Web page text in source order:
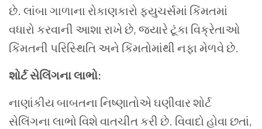
છે. લાંબા ગાળાના રોકાણકારો ફ્યુચર્સમાં કિંમતમાં
વધારો કરવાની આશા રાખે છે, જ્યારે ટૂંકા વિક્રેતાઓ
કિંમતની પરિસ્થિતિ અને કિંમતોમાંથી નફા મેળવે છે.
શોર્ટ સેલિંગના લાભો:
નાણાંકીય બાબતના નિષ્ણાતોએ ઘણીવાર શોર્ટ
સેલિંગના લાભો વિશે વાતચીત કરી છે. વિવાદો હોવા છતાં,